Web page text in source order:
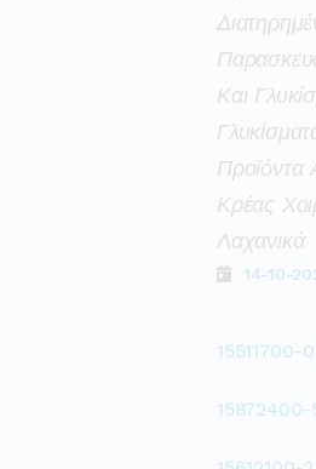
Και
Προϊόντα
Κρέας
Λαχανικά
14-10-
15511700-
15872400-